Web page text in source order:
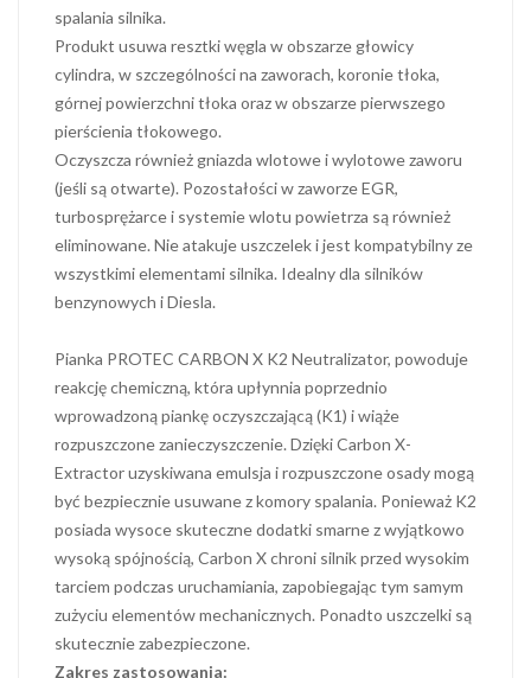
spalania silnika.
Produkt usuwa resztki węgla w obszarze głowicy
cylindra, w szczególności na zaworach, koronie tłoka,
górnej powierzchni tłoka oraz w obszarze pierwszego
pierścienia tłokowego.
Oczyszcza również gniazda wlotowe i wylotowe zaworu
(jeśli są otwarte). Pozostałości w zaworze EGR,
turbosprężarce i systemie wlotu powietrza są również
eliminowane. Nie atakuje uszczelek i jest kompatybilny ze
wszystkimi elementami silnika. Idealny dla silników
benzynowych i Diesla.
Pianka PROTEC CARBON X K2 Neutralizator, powoduje
reakcję chemiczną, która upłynnia poprzednio
wprowadzoną piankę oczyszczającą (K1) i wiąże
rozpuszczone zanieczyszczenie. Dzięki Carbon X-
Extractor uzyskiwana emulsja i rozpuszczone osady mogą
być bezpiecznie usuwane z komory spalania. Ponieważ K2
posiada wysoce skuteczne dodatki smarne z wyjątkowo
wysoką spójnością, Carbon X chroni silnik przed wysokim
tarciem podczas uruchamiania, zapobiegając tym samym
zużyciu elementów mechanicznych. Ponadto uszczelki są
skutecznie zabezpieczone.
Zakres zastosowania: